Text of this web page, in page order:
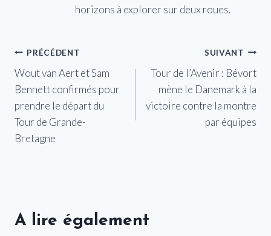
horizons à explorer sur deux roues.
Navigation
de
l’article
PRÉCÉDENT
Wout van Aert et Sam
Bennett confirmés pour
prendre le départ du
Tour de Grande-
Bretagne
SUIVANT
Tour de l’Avenir : Bévort
mène le Danemark à la
victoire contre la montre
par équipes
A lire également